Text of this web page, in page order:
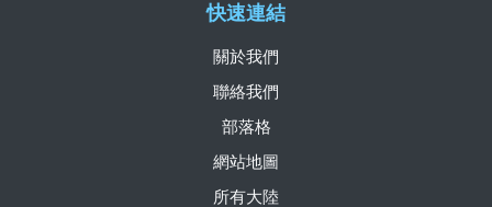
快速連結
關於我們
聯絡我們
部落格
網站地圖
所有大陸